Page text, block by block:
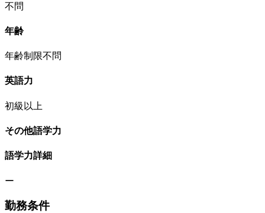
不問
年齢
年齢制限不問
英語力
初級以上
その他語学力
語学力詳細
ー
勤務条件